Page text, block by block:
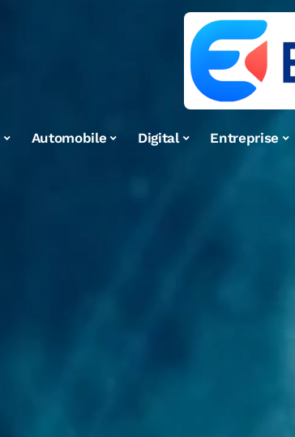
Automobile Digital Entreprise